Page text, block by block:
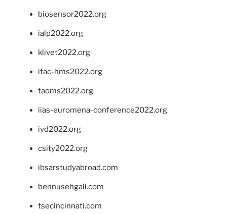
biosensor2022.org
ialp2022.org
klivet2022.org
ifac-hms2022.org
taoms2022.org
iias-euromena-conference2022.org
ivd2022.org
csity2022.org
ibsarstudyabroad.com
bennusehgall.com
tsecincinnati.com